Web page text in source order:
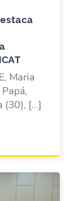
Maria
(30), […]